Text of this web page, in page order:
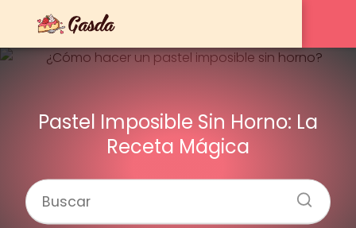
Pastel Imposible Sin Horno: La
Receta Mágica